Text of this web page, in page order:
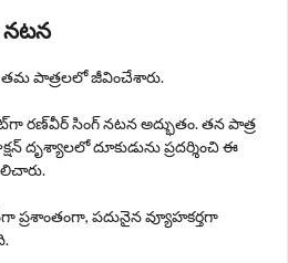
నటన
తమ పాత్రలలో జీవించేశారు.
రణ్‌వీర్ సింగ్ నటన అద్భుతం. తన పాత్ర
దృశ్యాలలో దూకుడును ప్రదర్శించి ఈ
పదునైన వ్యూహకర్తగా